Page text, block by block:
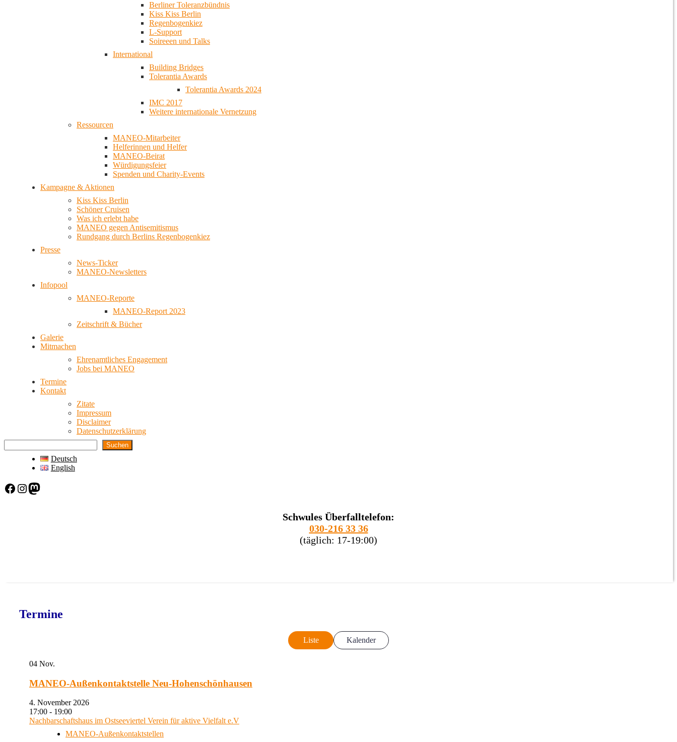
Berliner Toleranzbündnis
Kiss Kiss Berlin
Regenbogenkiez
L-Support
Soireeen und Talks
International
Building Bridges
Tolerantia Awards
Tolerantia Awards 2024
IMC 2017
Weitere internationale Vernetzung
Ressourcen
MANEO-Mitarbeiter
Helferinnen und Helfer
MANEO-Beirat
Würdigungsfeier
Spenden und Charity-Events
Kampagne & Aktionen
Kiss Kiss Berlin
Schöner Cruisen
Was ich erlebt habe
MANEO gegen Antisemitismus
Rundgang durch Berlins Regenbogenkiez
Presse
News-Ticker
MANEO-Newsletters
Infopool
MANEO-Reporte
MANEO-Report 2023
Zeitschrift & Bücher
Galerie
Mitmachen
Ehrenamtliches Engagement
Jobs bei MANEO
Termine
Kontakt
Zitate
Impressum
Disclaimer
Datenschutzerklärung
Suchen
Deutsch
English
Facebook Instagram Mastodon
Schwules Überfalltelefon:
030-216 33 36
(täglich: 17-19:00)
Termine
Liste Kalender
04 Nov.
MANEO-Außenkontaktstelle Neu-Hohenschönhausen
4. November 2026
17:00 - 19:00
Nachbarschaftshaus im Ostseeviertel Verein für aktive Vielfalt e.V
MANEO-Außenkontaktstellen